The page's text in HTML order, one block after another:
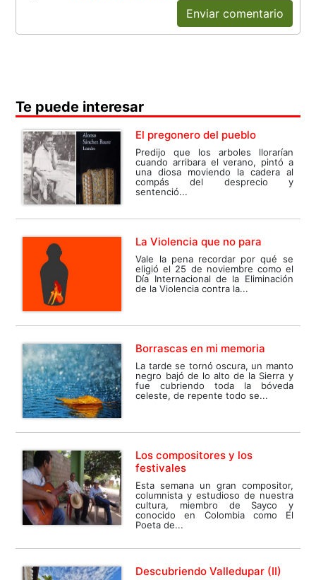
Enviar comentario
Te puede interesar
El pregonero del pueblo
Predijo que los arboles llorarían
cuando arribara el verano, pintó a
una diosa moviendo la cadera al
compás del desprecio y
sentenció...
La Violencia que no para
Vale la pena recordar por qué se
eligió el 25 de noviembre como el
Día Internacional de la Eliminación
de la Violencia contra la...
Borrascas en mi memoria
La tarde se tornó oscura, un manto
negro bajó de lo alto de la Sierra y
fue cubriendo toda la bóveda
celeste, de repente todo se...
Los compositores y los
festivales
Esta semana un gran compositor,
columnista y estudioso de nuestra
cultura, miembro de Sayco y
conocido en Colombia como El
Poeta de...
Descubriendo Valledupar (II)